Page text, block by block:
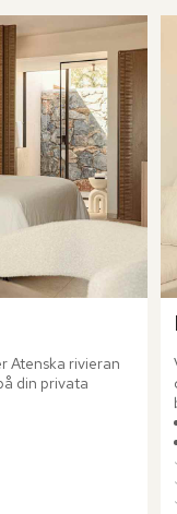
Atenska rivieran
din privata